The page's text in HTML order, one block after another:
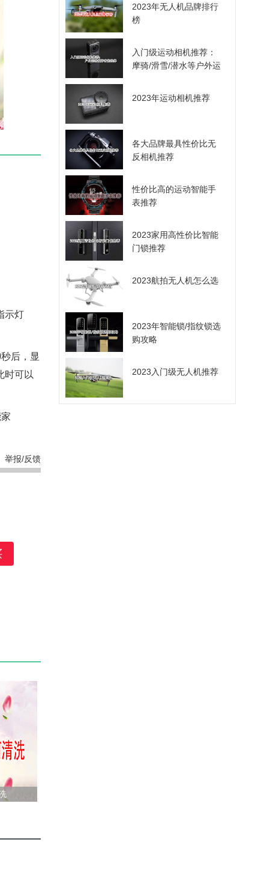
示灯
后，显
时可以
举报/反馈
2023年无人机品牌排行
榜
入门级运动相机推荐：
摩骑/滑雪/潜水等户外运
2023年运动相机推荐
各大品牌最具性价比无
反相机推荐
性价比高的运动智能手
表推荐
2023家用高性价比智能
门锁推荐
2023航拍无人机怎么选
2023年智能锁/指纹锁选
购攻略
2023入门级无人机推荐